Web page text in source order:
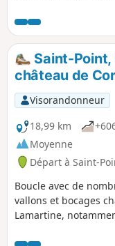
Saint-Point,
château de
Visorandonneur
18,99 km
Moyenne
Départ à Saint-
Boucle avec de
vallons et bocages
Lamartine,